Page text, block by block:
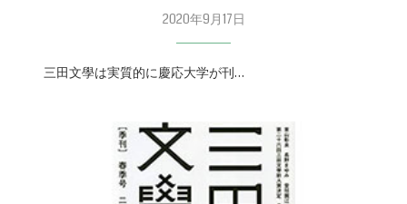
2020年9月17日
三田文學は実質的に慶応大学が刊…